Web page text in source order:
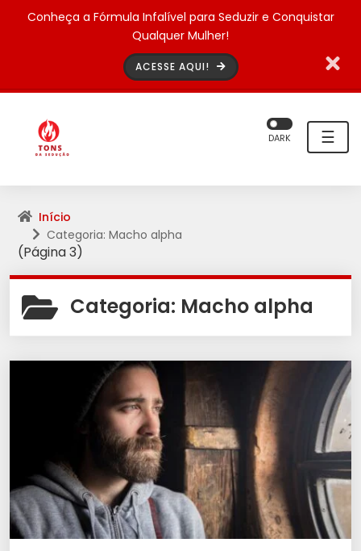
Conheça a Fórmula Infalível para Seduzir e Conquistar
Qualquer Mulher!
ACESSE AQUI!
☰
DARK
Início
Categoria: Macho alpha
(Página 3)
Categoria: Macho alpha